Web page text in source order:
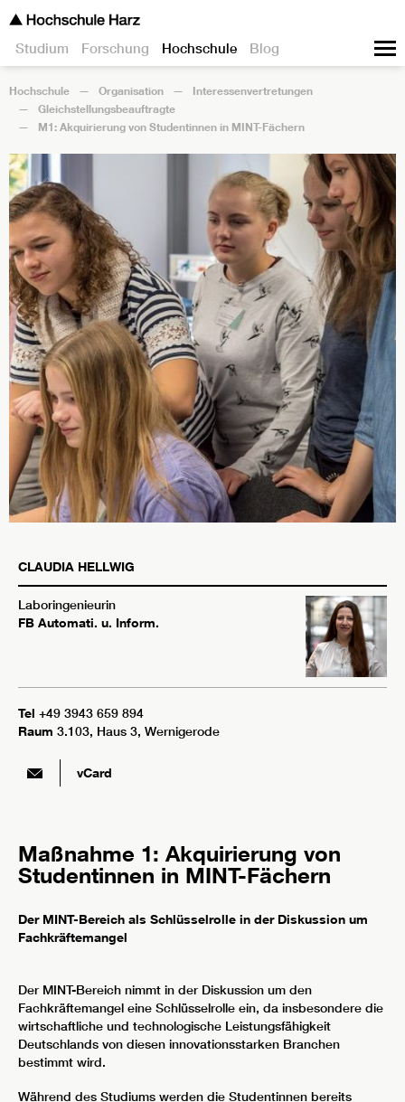
Studium Forschung Hochschule Blog
Hochschule Organisation
Interessenvertretungen
Gleichstellungsbeauftragte
M1: Akquirierung von Studentinnen in MINT-Fächern
CLAUDIA HELLWIG
Laboringenieurin
FB Automati. u. Inform.
Tel +49 3943 659 894
Raum 3.103, Haus 3, Wernigerode
vCard
Maßnahme 1: Akquirierung von
Studentinnen in MINT-Fächern
Der MINT-Bereich als Schlüsselrolle in der Diskussion um
Fachkräftemangel
Der MINT-Bereich nimmt in der Diskussion um den
Fachkräftemangel eine Schlüsselrolle ein, da insbesondere die
wirtschaftliche und technologische Leistungsfähigkeit
Deutschlands von diesen innovationsstarken Branchen
bestimmt wird.
Während des Studiums werden die Studentinnen bereits